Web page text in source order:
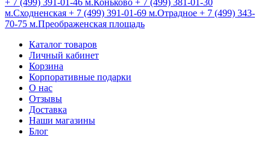
+ 7 (499) 391-01-46 м.Коньково + 7 (499) 381-01-30
м.Сходненская + 7 (499) 391-01-69 м.Отрадное + 7 (499) 343-
70-75 м.Преображенская площадь
Каталог товаров
Личный кабинет
Корзина
Корпоративные подарки
О нас
Отзывы
Доставка
Наши магазины
Блог